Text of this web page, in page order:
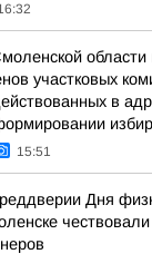
области
участковых
в
15:51
Дня